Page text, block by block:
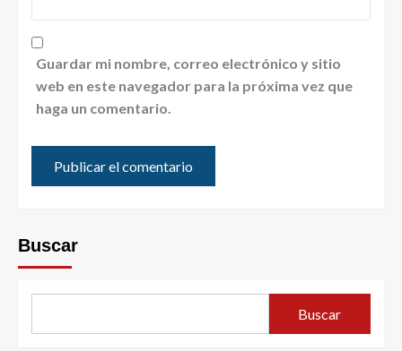
Guardar mi nombre, correo electrónico y sitio
web en este navegador para la próxima vez que
haga un comentario.
Buscar
Buscar